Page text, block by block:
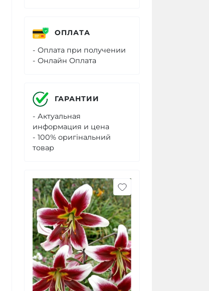
ОПЛАТА
- Оплата при получении
- Онлайн Оплата
ГАРАНТИИ
- Актуальная
информация и цена
- 100% оригінальний
товар